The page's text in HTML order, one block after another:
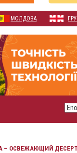
МОЛДОВА
– ОСВЕЖАЮЩИЙ ДЕСЕРТ